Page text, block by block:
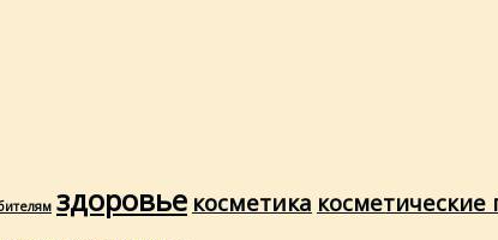
здоровье косметика